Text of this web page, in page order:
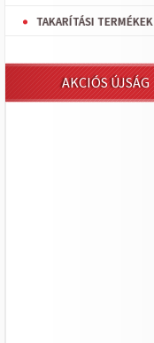
TAKARÍTÁSI TERMÉKEK
AKCIÓS ÚJSÁG